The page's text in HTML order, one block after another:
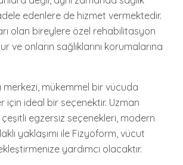
edenlere de hizmet vermektedir.
olan bireylere özel rehabilitasyon
ve onların sağlıklarını korumalarına
mükemmel bir vücuda
için ideal bir seçenektir. Uzman
egzersiz seçenekleri, modern
yaklaşımı ile Fizyoform, vücut
yardımcı olacaktır.